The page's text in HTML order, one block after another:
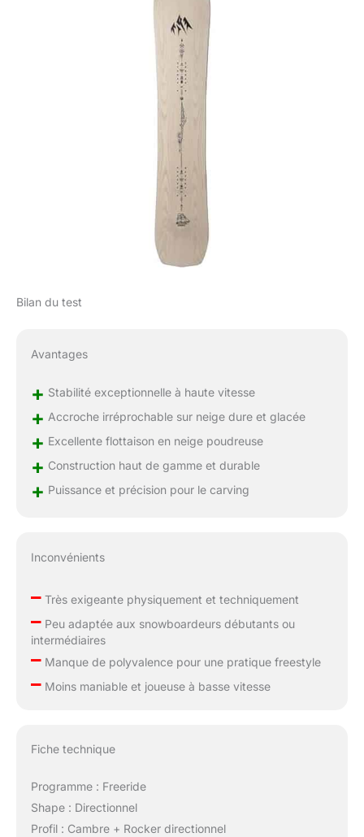
Bilan du test
Avantages
+ Stabilité exceptionnelle à haute vitesse
+ Accroche irréprochable sur neige dure et glacée
+ Excellente flottaison en neige poudreuse
+ Construction haut de gamme et durable
+ Puissance et précision pour le carving
Inconvénients
–Très exigeante physiquement et techniquement
–Peu adaptée aux snowboardeurs débutants ou
intermédiaires
–Manque de polyvalence pour une pratique freestyle
–Moins maniable et joueuse à basse vitesse
Fiche technique
Programme : Freeride
Shape : Directionnel
Profil : Cambre + Rocker directionnel